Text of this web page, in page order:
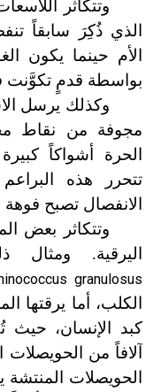
وتتكاثر
الذي ذُكِرَ سابقاً
الأم حينما يكون
بواسطة قدمٍ تكوَّنت
وكذلك يرسل
مجوفة من نقاط
الحرة أشواكاً
تتحرر هذه
الانفصال تصبح فوهة
وتتكاثر بعض
اليرقية. ومثال
granulosus
الكلب، أما يرقتها
كبد الإنسان، حيث
آلافاً من
الحويصلات المنتشة